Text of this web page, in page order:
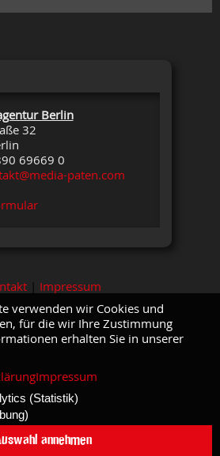
Berlin
32
69669 0
paten.com
| Impressum
verwenden wir Cookies und
für die wir Ihre Zustimmung
erhalten Sie in unserer
Impressum
(Statistik)
annehmen